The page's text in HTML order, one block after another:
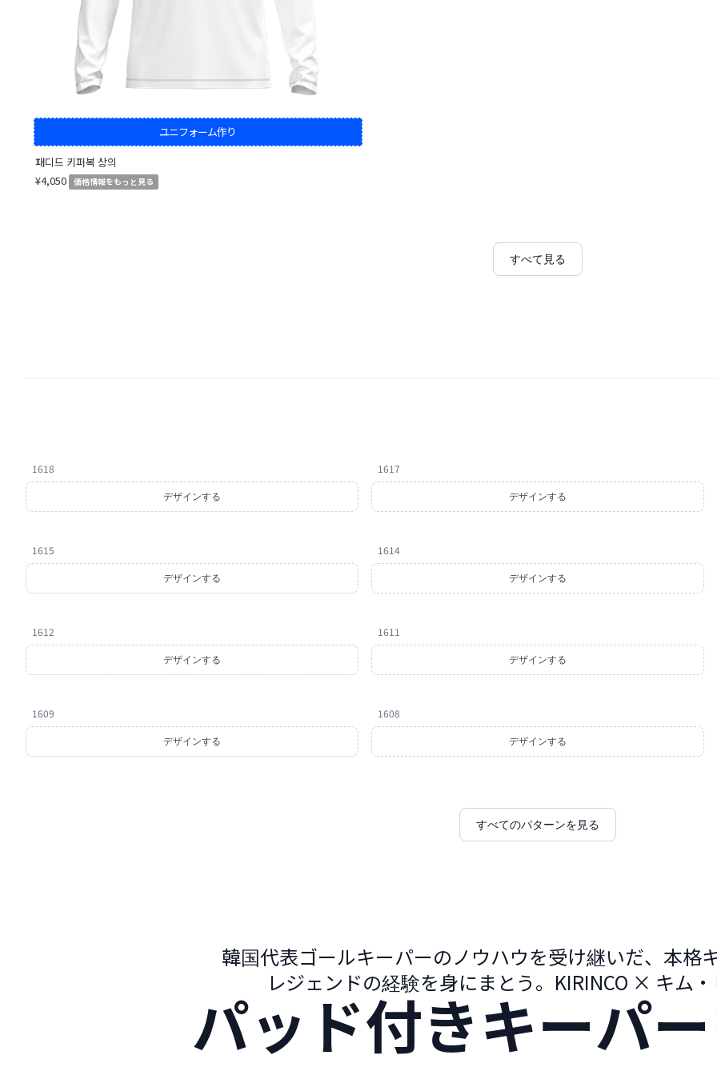
ユニフォーム作り
패디드 키퍼복 상의
¥4,050
価格情報をもっと見る
すべて見る
1618
デザインする
1617
デザインする
1615
デザインする
1614
デザインする
1612
デザインする
1611
デザインする
1609
デザインする
1608
デザインする
すべてのパターンを見る
韓国代表ゴールキーパーのノウハウを受け継いだ、本格
レジェンドの経験を身にまとう。KIRINCO × キム
パッド付きキーパ